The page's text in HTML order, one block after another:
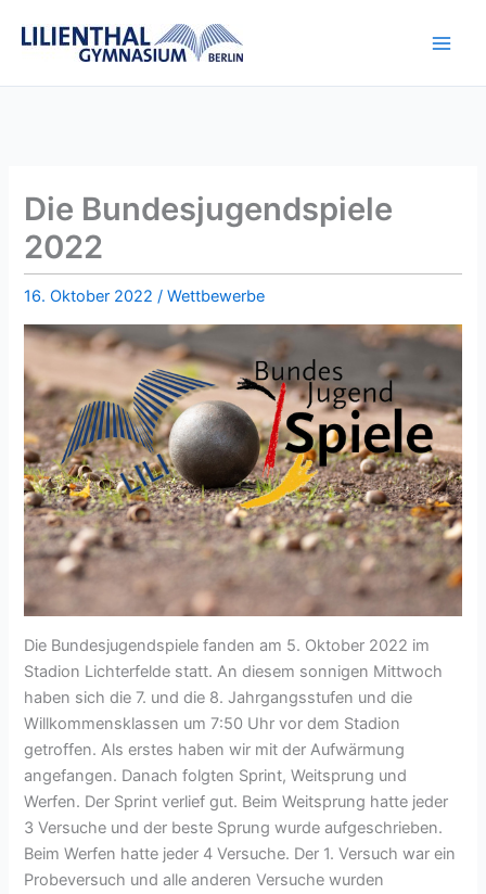
Inhalt
Die Bundesjugendspiele
2022
16. Oktober 2022/Wettbewerbe
Die Bundesjugendspiele fanden am 5. Oktober 2022 im
Stadion Lichterfelde statt. An diesem sonnigen Mittwoch
haben sich die 7. und die 8. Jahrgangsstufen und die
Willkommensklassen um 7:50 Uhr vor dem Stadion
getroffen. Als erstes haben wir mit der Aufwärmung
angefangen. Danach folgten Sprint, Weitsprung und
Werfen. Der Sprint verlief gut. Beim Weitsprung hatte jeder
3 Versuche und der beste Sprung wurde aufgeschrieben.
Beim Werfen hatte jeder 4 Versuche. Der 1. Versuch war ein
Probeversuch und alle anderen Versuche wurden